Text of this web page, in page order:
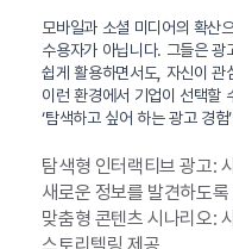
모바일과 소셜 미디어의 확산
수용자가 아닙니다. 그들은
쉽게 활용하면서도, 자신이 관
이런 환경에서 기업이 선택할
‘탐색하고 싶어 하는 광고 경
탐색형 인터랙티브 광고:
새로운 정보를 발견하도록
맞춤형 콘텐츠 시나리오: